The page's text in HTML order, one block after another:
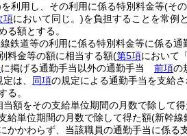
を利用し、その利用に係る特別料金等(そ
項において同じ。)を負担することを常例
る額とする。
鉄道等の利用に係る特別料金等に係る
料金等の額に相当する額(第5項において
に掲げる通勤手当以外の通勤手当 前項の
は、 同項の規定による通勤手当を支給
る。
当額をその支給単位期間の月数で除して
給単位期間の月数で除して得た額(新幹線
かかわらず、当該職員の通勤手当に係る